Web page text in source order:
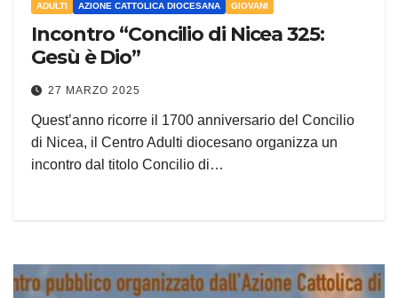
ADULTI AZIONE CATTOLICA DIOCESANA GIOVANI
Incontro “Concilio di Nicea 325:
Gesù è Dio”
27 MARZO 2025
Quest’anno ricorre il 1700 anniversario del Concilio
di Nicea, il Centro Adulti diocesano organizza un
incontro dal titolo Concilio di…